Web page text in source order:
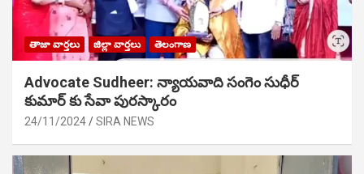
తాజా వార్తలు జిల్లా వార్తలు తెలంగాణ
Advocate Sudheer: న్యాయవాది సంగెం సుధీర్
కుమార్ కు సేవా పురస్కారం
24/11/2024 SIRA NEWS